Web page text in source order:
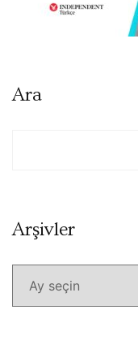
Ara
ArşivlerArşivler